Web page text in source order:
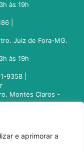
e aprimorar a
às 19h
|
Juiz de Fora-MG.
às 19h
9358 |
Montes Claros -
- MG. CEP